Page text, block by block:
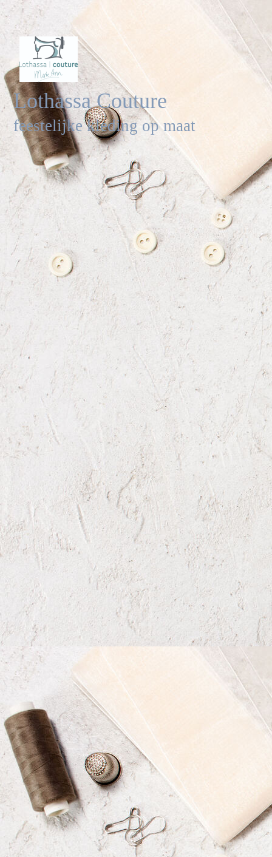
Lothassa Couture
feestelijke kleding op maat